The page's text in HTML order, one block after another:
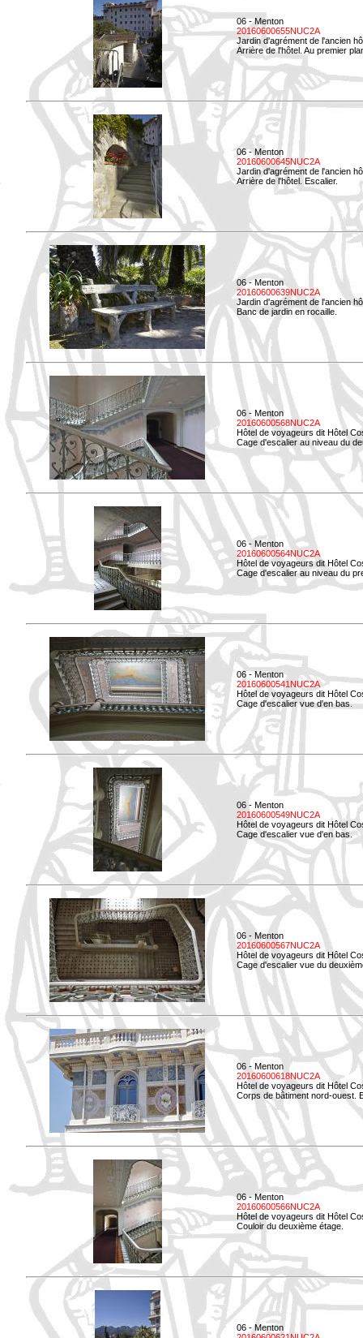
06 - Menton
20160600655NUC2A
Jardin d'agrément de l'ancien
Arrière de l'hôtel. Au premier
06 - Menton
20160600645NUC2A
Jardin d'agrément de l'ancien
Arrière de l'hôtel. Escalier.
06 - Menton
20160600639NUC2A
Jardin d'agrément de l'ancien
Banc de jardin en rocaille.
06 - Menton
20160600568NUC2A
Hôtel de voyageurs dit Hôtel
Cage d'escalier au niveau du
06 - Menton
20160600564NUC2A
Hôtel de voyageurs dit Hôtel
Cage d'escalier au niveau du
06 - Menton
20160600541NUC2A
Hôtel de voyageurs dit Hôtel
Cage d'escalier vue d'en bas.
06 - Menton
20160600549NUC2A
Hôtel de voyageurs dit Hôtel
Cage d'escalier vue d'en bas.
06 - Menton
20160600567NUC2A
Hôtel de voyageurs dit Hôtel
Cage d'escalier vue du
06 - Menton
20160600618NUC2A
Hôtel de voyageurs dit Hôtel
Corps de bâtiment nord-ouest.
06 - Menton
20160600566NUC2A
Hôtel de voyageurs dit Hôtel
Couloir du deuxième étage.
06 - Menton